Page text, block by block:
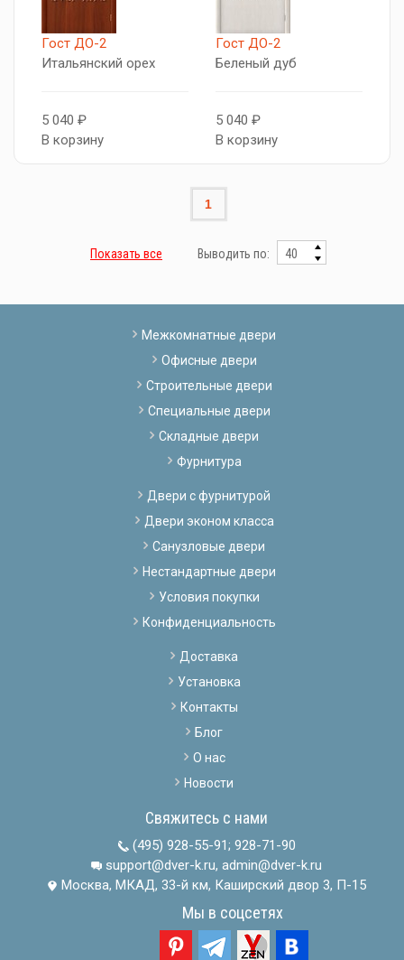
Гост ДО-2
Итальянский орех
5 040 ₽
В корзину
Гост ДО-2
Беленый дуб
5 040 ₽
В корзину
1
Показать все Выводить по:
Межкомнатные двери
Офисные двери
Строительные двери
Специальные двери
Складные двери
Фурнитура
Двери с фурнитурой
Двери эконом класса
Санузловые двери
Нестандартные двери
Условия покупки
Конфиденциальность
Доставка
Установка
Контакты
Блог
О нас
Новости
Свяжитесь с нами
(495) 928-55-91; 928-71-90
support@dver-k.ru, admin@dver-k.ru
Москва, МКАД, 33-й км, Каширский двор 3, П-15
Мы в соцсетях